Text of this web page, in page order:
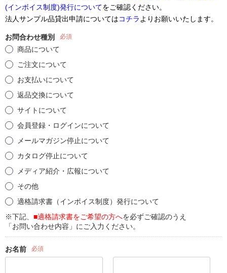
(インボイス制度)発行についてをご確認ください。
法人サンプル品貸出申請についてはコチラ よりお願いいたします。
お問合わせ種別 必須
商品について
ご注文について
お支払いについて
返品交換について
サイトについて
会員登録・ログインについて
メールマガジン停止について
カタログ停止について
メディア紹介・広報について
その他
適格請求書（インボイス制度）発行について
※下記、 ■適格請求書をご希望の方へを必ずご確認のうえ
「お問い合わせ内容」にご入力ください。
お名前 必須